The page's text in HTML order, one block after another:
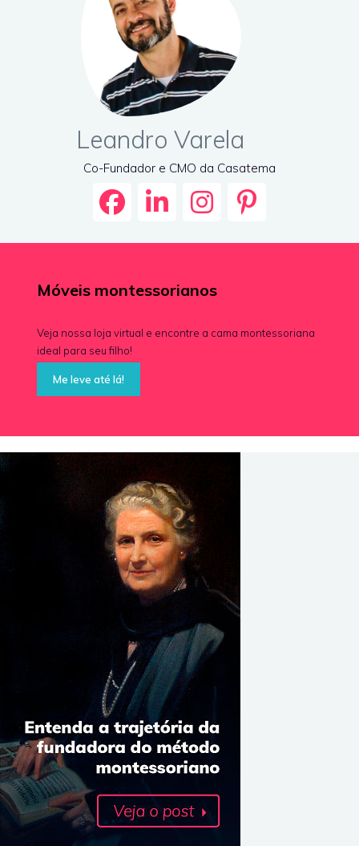
Leandro Varela
Co-Fundador e CMO da Casatema
Móveis montessorianos
Veja nossa loja virtual e encontre a cama montessoriana
ideal para seu filho!
Me leve até lá!